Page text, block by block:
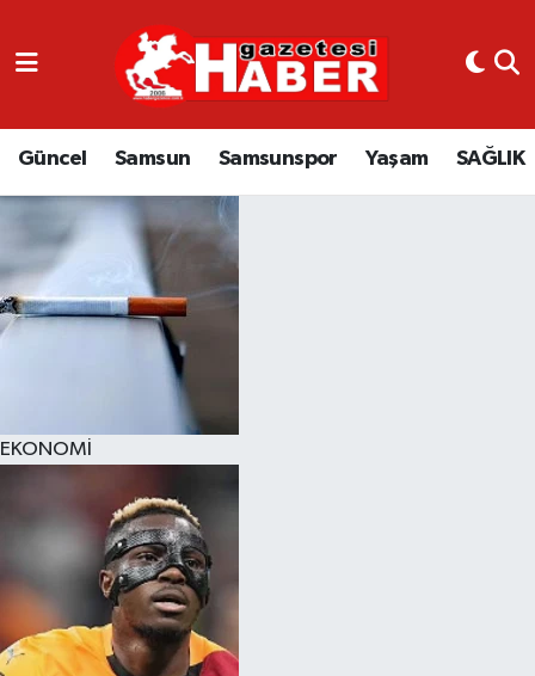
Güncel Samsun Samsunspor Yaşam SAĞLIK
EKONOMİ
GÜNCEL
SAMSUN
SAMSUNSPOR
EKONOMİ
YAŞAM